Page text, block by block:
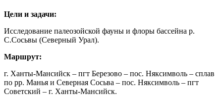
Цели и задачи:
Исследование палеозойской фауны и флоры бассейна р.
С.Сосьвы (Северный Урал).
Маршрут:
г. Ханты-Мансийск – пгт Березово – пос. Няксимволь – сплав
по рр. Манья и Северная Сосьва – пос. Няксимволь – пгт
Советский – г. Ханты-Мансийск.